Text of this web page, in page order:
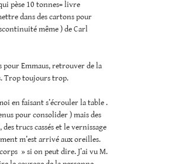
pèse 10 tonnes= livre
dans des cartons pour
même ) de Carl
pour Emmaus, retrouver de la
Trop toujours trop.
en faisant s’écrouler la table .
pour consolider ) mais des
trucs cassés et le vernissage
m’est arrivé aux oreilles.
» si on peut dire. J’ai vu M.